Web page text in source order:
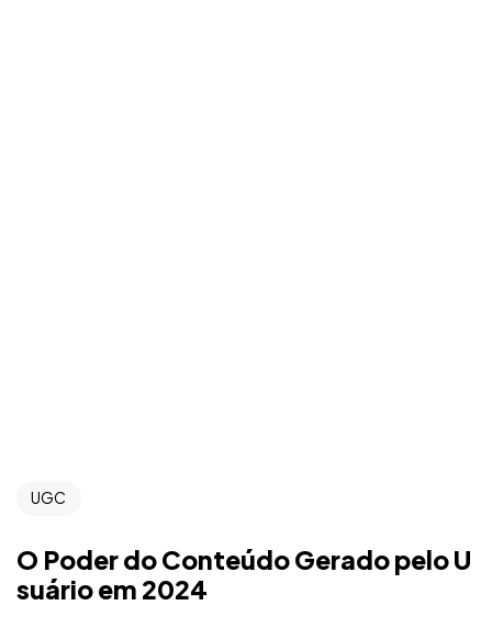
UGC
O Poder do Conteúdo Gerado pelo U
suário em 2024